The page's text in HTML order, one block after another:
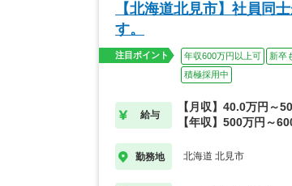
【北海道北見市】社員同
す。
注目ポイント 年収600万円以上可 新卒
積極採用中
給与
【月収】40.0万円～
【年収】500万円～
勤務地 北海道 北見市